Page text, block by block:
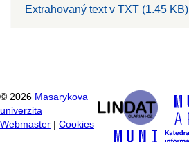
Extrahovaný text v TXT (1.45 KB)
© 2026 Masarykova
univerzita
Webmaster
Cookies